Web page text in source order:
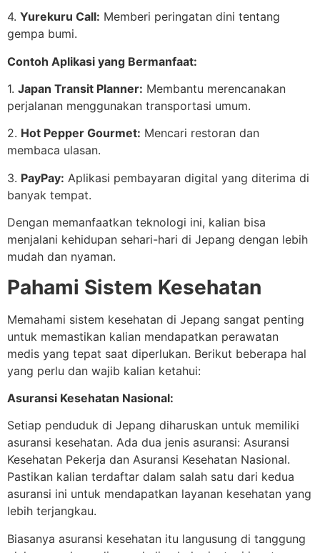
4. Yurekuru Call: Memberi peringatan dini tentang
gempa bumi.
Contoh Aplikasi yang Bermanfaat:
1. Japan Transit Planner: Membantu merencanakan
perjalanan menggunakan transportasi umum.
2. Hot Pepper Gourmet: Mencari restoran dan
membaca ulasan.
3. PayPay: Aplikasi pembayaran digital yang diterima di
banyak tempat.
Dengan memanfaatkan teknologi ini, kalian bisa
menjalani kehidupan sehari-hari di Jepang dengan lebih
mudah dan nyaman.
Pahami Sistem Kesehatan
Memahami sistem kesehatan di Jepang sangat penting
untuk memastikan kalian mendapatkan perawatan
medis yang tepat saat diperlukan. Berikut beberapa hal
yang perlu dan wajib kalian ketahui:
Asuransi Kesehatan Nasional:
Setiap penduduk di Jepang diharuskan untuk memiliki
asuransi kesehatan. Ada dua jenis asuransi: Asuransi
Kesehatan Pekerja dan Asuransi Kesehatan Nasional.
Pastikan kalian terdaftar dalam salah satu dari kedua
asuransi ini untuk mendapatkan layanan kesehatan yang
lebih terjangkau.
Biasanya asuransi kesehatan itu langusung di tanggung